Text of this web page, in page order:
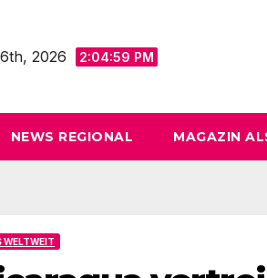
2026 2:05:01 PM
NEWS REGIONAL MAGAZIN
WELTWEIT